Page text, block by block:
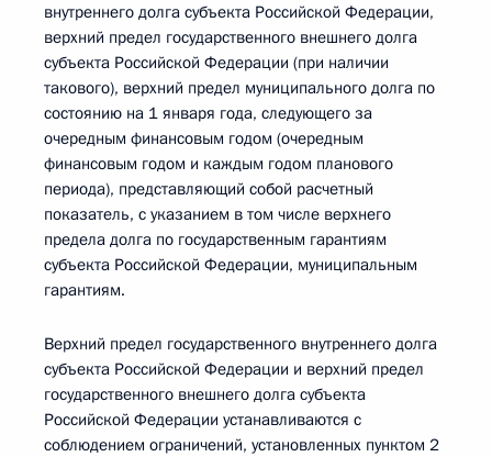
внутреннего долга субъекта Российской Федерации,
верхний предел государственного внешнего долга
субъекта Российской Федерации (при наличии
такового), верхний предел муниципального долга по
состоянию на 1 января года, следующего за
очередным финансовым годом (очередным
финансовым годом и каждым годом планового
периода), представляющий собой расчетный
показатель, с указанием в том числе верхнего
предела долга по государственным гарантиям
субъекта Российской Федерации, муниципальным
гарантиям.
Верхний предел государственного внутреннего долга
субъекта Российской Федерации и верхний предел
государственного внешнего долга субъекта
Российской Федерации устанавливаются с
соблюдением ограничений, установленных пунктом 2